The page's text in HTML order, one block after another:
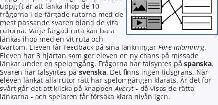
uppgift är att länka ihop de 10
frågorna i de färgade rutorna med de
mest passande svaren bland de vita
rutorna. Varje färgad ruta kan bara
länkas ihop med en vit ruta och
tvärtom. Eleven får feedback på sina länkningar Före inlämning.
Eleven har 3 hjärtan som ger eleven en ny chans på missade
länkar under en spelomgång. Frågorna har talsyntes på spanska.
Svaren har talsyntes på svenska. Det finns ingen tidsgräns. När
eleven länkat alla rutor rätt har spelomgången klarats. Är det för
svårt går det att klicka på knappenAvbryt - då visas de rätta
länkarna - och spelaren får försöka klara nivån igen.